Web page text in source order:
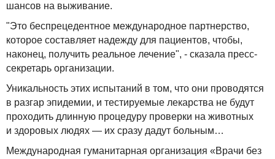
шансов на выживание.
"Это беспрецедентное международное партнерство,
которое составляет надежду для пациентов, чтобы,
наконец, получить реальное лечение", - сказала пресс-
секретарь организации.
Уникальность этих испытаний в том, что они проводятся
в разгар эпидемии, и тестируемые лекарства не будут
проходить длинную процедуру проверки на животных
и здоровых людях — их сразу дадут больным…
Международная гуманитарная организация «Врачи без